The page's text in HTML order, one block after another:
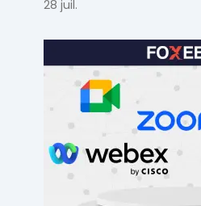
selon votre SI et vos cas
28 juil.